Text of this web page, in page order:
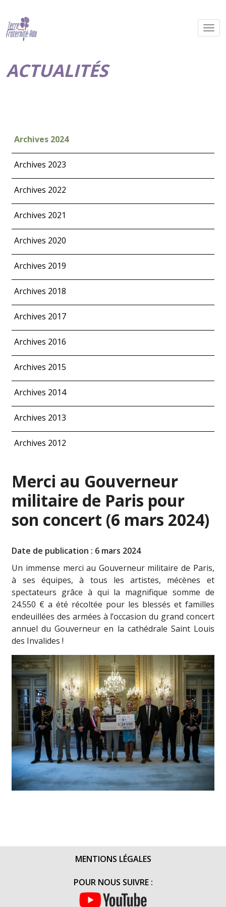
ACTUALITÉS
Archives 2024
Archives 2023
Archives 2022
Archives 2021
Archives 2020
Archives 2019
Archives 2018
Archives 2017
Archives 2016
Archives 2015
Archives 2014
Archives 2013
Archives 2012
Merci au Gouverneur
militaire de Paris pour
son concert (6 mars 2024)
Date de publication : 6 mars 2024
Un immense merci au Gouverneur militaire de Paris,
à ses équipes, à tous les artistes, mécènes et
spectateurs grâce à qui la magnifique somme de
24.550 € a été récoltée pour les blessés et familles
endeuillées des armées à l’occasion du grand concert
annuel du Gouverneur en la cathédrale Saint Louis
des Invalides !
MENTIONS LÉGALES
POUR NOUS SUIVRE :